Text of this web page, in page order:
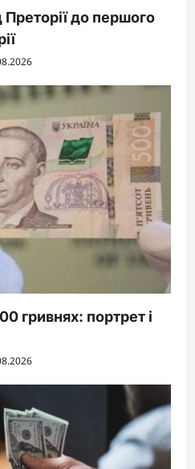
до першого
гривнях: портрет і